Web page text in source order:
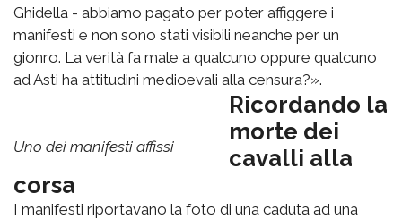
Ghidella - abbiamo pagato per poter affiggere i
manifesti e non sono stati visibili neanche per un
gionro. La verità fa male a qualcuno oppure qualcuno
ad Asti ha attitudini medioevali alla censura?».
Uno dei manifesti affissi
Ricordando la
morte dei
cavalli alla
corsa
I manifesti riportavano la foto di una caduta ad una